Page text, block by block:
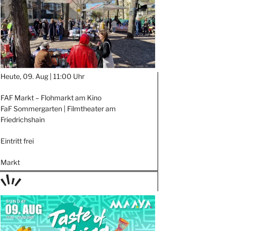
Heute, 09. Aug | 11:00 Uhr
FAF Markt – Flohmarkt am Kino
FaF Sommergarten | Filmtheater am
Friedrichshain
Eintritt frei
Markt
TAGE
STIPP